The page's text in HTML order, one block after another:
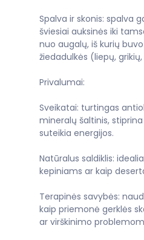
Spalva ir skonis: spalva
šviesiai auksinės iki
nuo augalų, iš kurių
žiedadulkės (liepų,
Privalumai:
Sveikatai: turtingas
mineralų šaltinis,
suteikia energijos.
Natūralus saldiklis:
kepiniams ar kaip
Terapinės savybės:
kaip priemonė gerklės
ar virškinimo